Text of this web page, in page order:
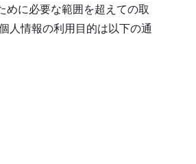
めに必要な範囲を超えての取
人情報の利用目的は以下の通